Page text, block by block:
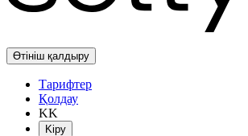
Өтініш қалдыру
Tарифтер
Қолдау
KK
Kіру